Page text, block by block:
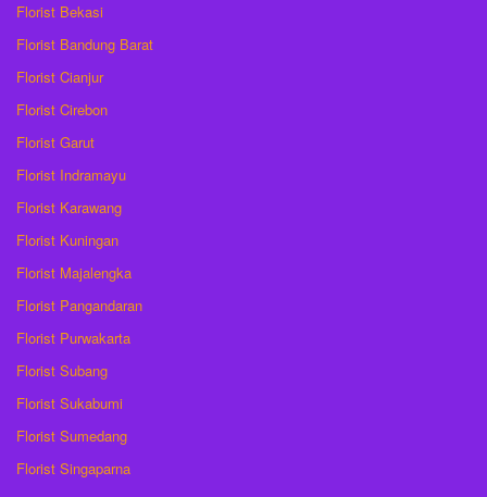
Florist Bekasi
Florist Bandung Barat
Florist Cianjur
Florist Cirebon
Florist Garut
Florist Indramayu
Florist Karawang
Florist Kuningan
Florist Majalengka
Florist Pangandaran
Florist Purwakarta
Florist Subang
Florist Sukabumi
Florist Sumedang
Florist Singaparna